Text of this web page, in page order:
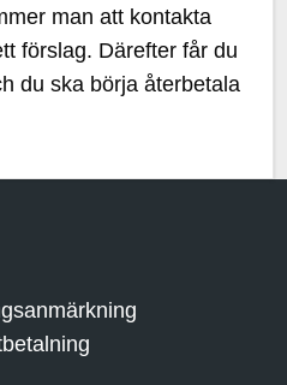
man att kontakta
förslag. Därefter får du
du ska börja återbetala